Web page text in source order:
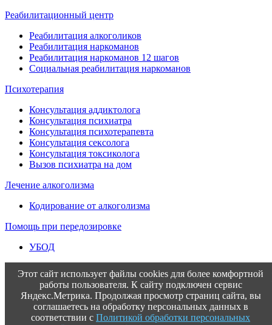
Реабилитационный центр
Реабилитация алкоголиков
Реабилитация наркоманов
Реабилитация наркоманов 12 шагов
Социальная реабилитация наркоманов
Психотерапия
Консультация аддиктолога
Консультация психиатра
Консультация психотерапевта
Консультация сексолога
Консультация токсиколога
Вызов психиатра на дом
Лечение алкоголизма
Кодирование от алкоголизма
Помощь при передозировке
УБОД
Этот сайт использует файлы cookies для более комфортной
работы пользователя. К сайту подключен сервис
Яндекс.Метрика. Продолжая просмотр страниц сайта, вы
соглашаетесь на обработку персональных данных в
соответствии с Политикой обработки персональных